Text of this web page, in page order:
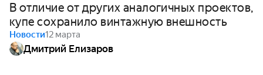
В отличие от других аналогичных проектов,
купе сохранило винтажную внешность
Новости12 марта
Дмитрий Елизаров